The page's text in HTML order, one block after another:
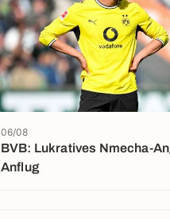
BVB: Lukratives Nmecha-
Anflug
06/08